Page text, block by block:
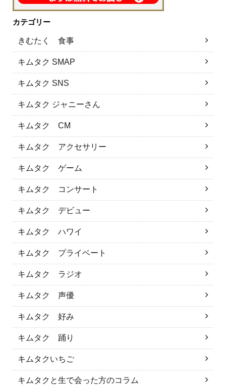
カテゴリー
きむたく 食事
キムタク SMAP
キムタク SNS
キムタク ジャニーさん
キムタク CM
キムタク アクセサリー
キムタク ゲーム
キムタク コンサート
キムタク デビュー
キムタク ハワイ
キムタク プライベート
キムタク ラジオ
キムタク 声優
キムタク 好み
キムタク 踊り
キムタクいちご
キムタクと生で会った方のコラム